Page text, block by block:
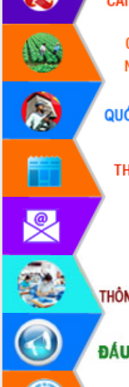
Họp báo thông tin về Hội nghị Công bố
Quy hoạch và Xúc tiến đầu tư tỉnh Đắk
Khơi thông điểm nghẽn, đẩy nhanh
giải ngân vốn khắc phục thiên tai
HĐND tỉnh thông qua điều chỉnh Quy
hoạch tỉnh thời kỳ 2021-2030
Hội thảo góp ý hồ sơ điều chỉnh quy
hoạch tỉnh Đắk Lắk thời kỳ 2021-2030,
tầm nhìn đến năm 2050
Nâng cao hiệu quả hoạt động của các
doanh nghiệp nhà nước
Hội nghị triển khai kết nối mạng
truyền số liệu chuyên dùng phục vụ cơ
Lễ phát động chuỗi hoạt động chung
tay làm sạch môi trường
Xã Ea Kar bước chuyển mình trong
công tác cải cách hành chính mô hình
mới
UBND tỉnh họp báo định kỳ tháng 4
năm 2026
Hội thảo khoa học “Giải pháp thúc đẩy
phát triển nền kinh tế xanh tại tỉnh
Đắk Lắk”
Tăng cường giám sát, đôn đốc thực
hiện nhiệm vụ quản lý tài sản công
hàng tuần
Tháo gỡ những vướng mắc, đẩy mạnh